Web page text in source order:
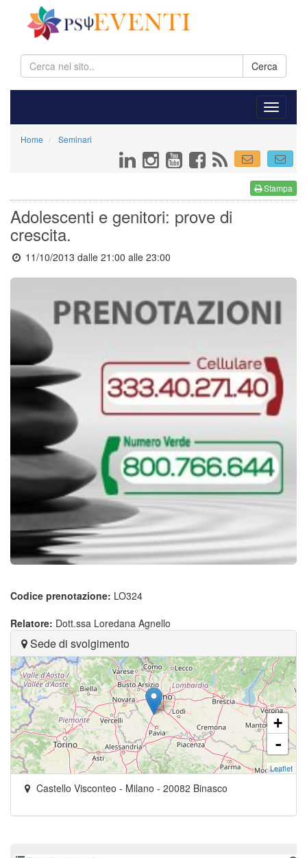
Cerca
Home Seminari
Stampa
Adolescenti e genitori: prove di
crescita.
11/10/2013 dalle 21:00 alle 23:00
Codice prenotazione: LO324
Relatore: Dott.ssa Loredana Agnello
Sede di svolgimento
+
-
Leaflet
Castello Visconteo - Milano - 20082 Binasco